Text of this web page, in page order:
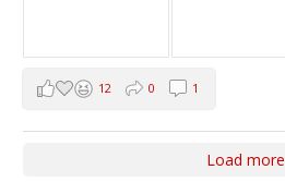
12 0 1
Load more